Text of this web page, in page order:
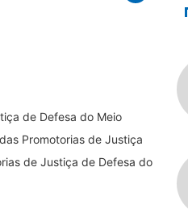
de Defesa do Meio
Promotorias de Justiça
de Justiça de Defesa do